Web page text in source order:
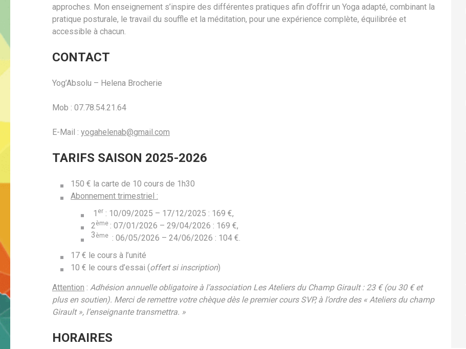
approches. Mon enseignement s’inspire des différentes pratiques afin d’offrir un Yoga adapté, combinant la
pratique posturale, le travail du souffle et la méditation, pour une expérience complète, équilibrée et
accessible à chacun.
CONTACT
Yog’Absolu – Helena Brocherie
Mob : 07.78.54.21.64
E-Mail : yogahelenab@gmail.com
TARIFS SAISON 2025-2026
150 € la carte de 10 cours de 1h30
Abonnement trimestriel :
1 er : 10/09/2025 – 17/12/2025 : 169 €,
2ème : 07/01/2026 – 29/04/2026 : 169 €,
3 ème : 06/05/2026 – 24/06/2026 : 104 €.
17 € le cours à l’unité
10 € le cours d’essai (offert si inscription)
Attention : Adhésion annuelle obligatoire à l’association Les Ateliers du Champ Girault : 23 € (ou 30 € et
plus en soutien). Merci de remettre votre chèque dès le premier cours SVP, à l’ordre des « Ateliers du champ
Girault », l’enseignante transmettra. »
HORAIRES